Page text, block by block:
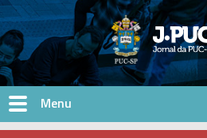
Pular para o conteúdo principal